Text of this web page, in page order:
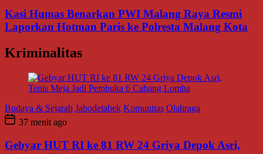
Kasi Humas Benarkan PWI Malang Raya Resmi
Laporkan Hotman Paris ke Polresta Malang Kota
Kriminalitas
Budaya & Sejarah Jabodetabek Komunitas Olahraga
37 menit ago
Gebyar HUT RI ke 81 RW 24 Griya Depok Asri,